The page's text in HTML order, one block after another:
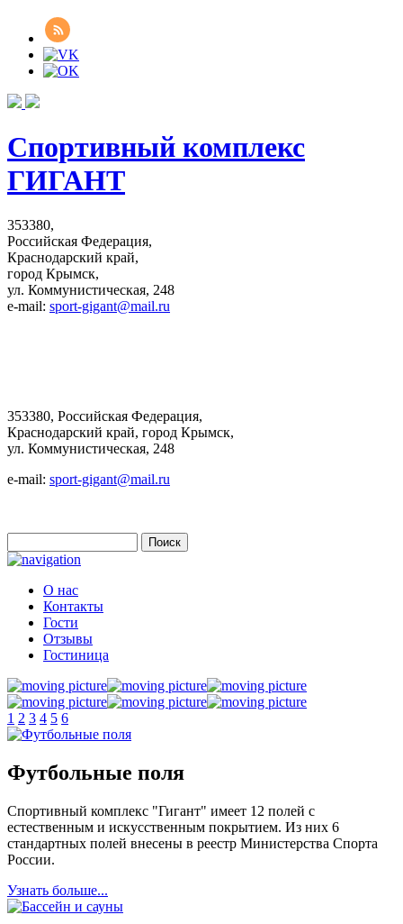
Спортивный комплекс
ГИГАНТ
353380,
Российская Федерация,
Краснодарский край,
город Крымск,
ул. Коммунистическая, 248
e-mail: sport-gigant@mail.ru
353380, Российская Федерация,
Краснодарский край, город Крымск,
ул. Коммунистическая, 248
e-mail: sport-gigant@mail.ru
Форма поиска
О нас
Контакты
Гости
Отзывы
Гостиница
1 2 3 4 5 6
Футбольные поля
Спортивный комплекс "Гигант" имеет 12 полей с
естественным и искусственным покрытием. Из них 6
стандартных полей внесены в реестр Министерства Спорта
России.
Узнать больше...